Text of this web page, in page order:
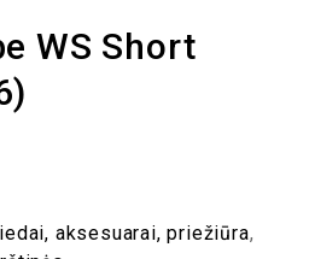
WS Short
aksesuarai, priežiūra,